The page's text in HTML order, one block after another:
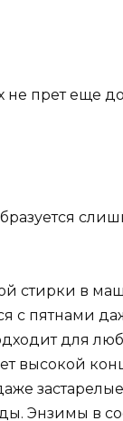
не прет еще
стирки в
с пятнами
для
высокой
Энзимы в